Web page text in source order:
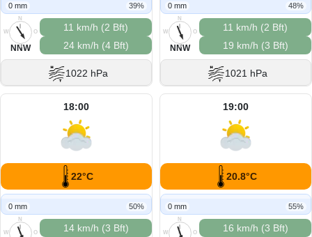
0 mm 39%
N
O
S
W
NNW
11 km/h (2 Bft)
24 km/h (4 Bft)
1022 hPa
0 mm 48%
N
O
S
W
NNW
11 km/h (2 Bft)
19 km/h (3 Bft)
1021 hPa
18:00
22°C
0 mm 50%
N
O
W
14 km/h (3 Bft)
19:00
20.8°C
0 mm 55%
N
O
W
16 km/h (3 Bft)